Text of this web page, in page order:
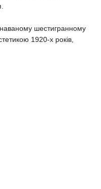
шестигранному
1920-х років,